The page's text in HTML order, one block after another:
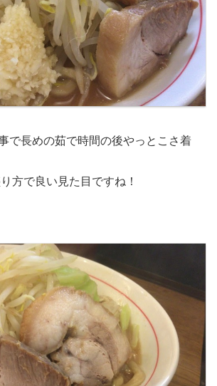
で長めの茹で時間の後やっとこさ着
方で良い見た目ですね！